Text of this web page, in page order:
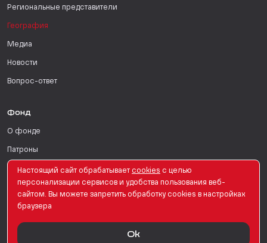
Региональные представители
География
Медиа
Новости
Вопрос-ответ
Фонд
О фонде
Патроны
Поддержать
Для СМИ
© PRO Женщин. Все права защищены. 2026
Настоящий сайт обрабатывает сookies с целью
персонализации сервисов и удобства пользования веб-
сайтом. Вы можете запретить обработку сookies в настройках
браузера
Ok